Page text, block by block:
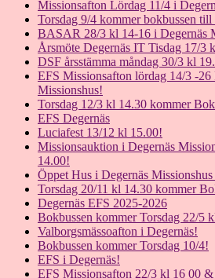
Missionsafton Lördag 11/4 i
Torsdag 9/4 kommer bokbussen till
BASAR 28/3 kl 14-16 i Degernäs
Årsmöte Degernäs IT Tisdag 17/3
DSF årsstämma måndag 30/3 kl
EFS Missionsafton lördag 14/3 -
Missionshus!
Torsdag 12/3 kl 14.30 kommer
EFS Degernäs
Luciafest 13/12 kl 15.00!
Missionsauktion i Degernäs
14.00!
Öppet Hus i Degernäs
Torsdag 20/11 kl 14.30 kommer
Degernäs EFS 2025-2026
Bokbussen kommer Torsdag 22/5
Valborgsmässoafton i Degernäs!
Bokbussen kommer Torsdag 10/4!
EFS i Degernäs!
EFS Missionsafton 22/3 kl 16 00